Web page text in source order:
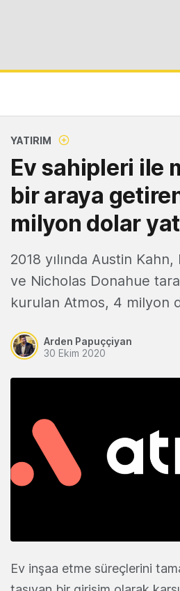
YATIRIM
Ev sahipleri ile
bir araya
milyon dolar
2018 yılında Austin
ve Nicholas Donahue
kurulan Atmos, 4 milyon
Arden Papuççiyan
30 Ekim 2020
Ev inşaa etme süreçlerini